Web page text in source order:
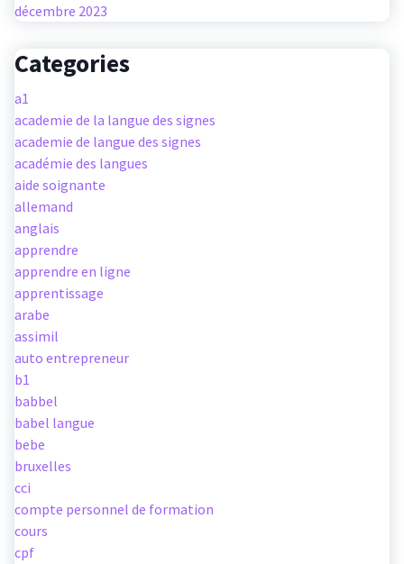
décembre 2023
Categories
a1
academie de la langue des signes
academie de langue des signes
académie des langues
aide soignante
allemand
anglais
apprendre
apprendre en ligne
apprentissage
arabe
assimil
auto entrepreneur
b1
babbel
babel langue
bebe
bruxelles
cci
compte personnel de formation
cours
cpf